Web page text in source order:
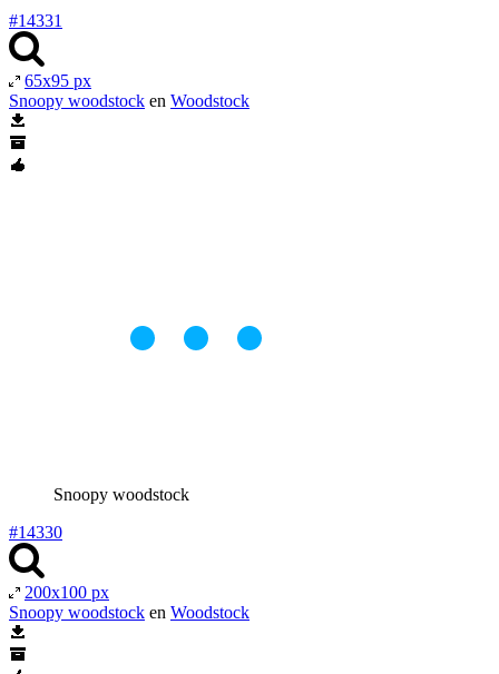
#14331
65x95 px
Snoopy woodstock en Woodstock
Snoopy woodstock
#14330
200x100 px
Snoopy woodstock en Woodstock